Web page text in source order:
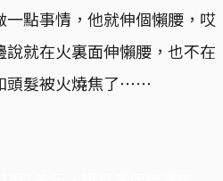
點事情，他就伸個懶腰，哎
就在火裏面伸懶腰，也不在
頭髮被火燒焦了⋯⋯